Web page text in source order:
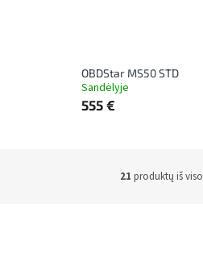
OBDStar MS50 STD
Sandėlyje
555 €
21 produktų iš viso